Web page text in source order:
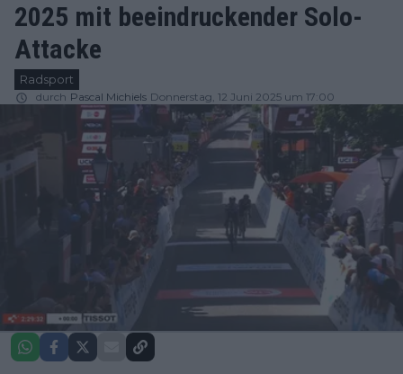
2025 mit beeindruckender Solo-
Attacke
Radsport
durch Pascal Michiels Donnerstag, 12 Juni 2025 um 17:00